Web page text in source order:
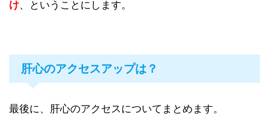
け、ということにします。
肝心のアクセスアップは？
最後に、肝心のアクセスについてまとめます。